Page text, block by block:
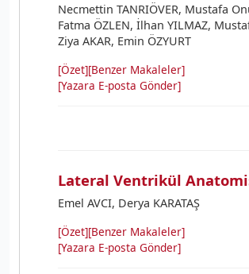
Necmettin TANRIÖVER, Mustafa
Fatma ÖZLEN, İlhan YILMAZ,
Ziya AKAR, Emin ÖZYURT
[Özet][Benzer Makaleler]
[Yazara E-posta Gönder]
Lateral Ventrikül
Emel AVCI, Derya KARATAŞ
[Özet][Benzer Makaleler]
[Yazara E-posta Gönder]